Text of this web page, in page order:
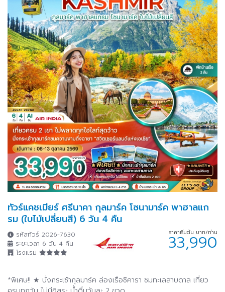
ทัวร์แคชเมียร์ ศรีนาคา กุลมาร์ค โซนามาร์ค พาฮาลแก
รม (ใบไม้เปลี่ยนสี) 6 วัน 4 คืน
รหัสทัวร์ 2026-7630
ระยะเวลา 6 วัน 4 คืน
โรงแรม
ราคาเริ่มต้น บาท/ท่าน
33,990
*พิเศษ!! ★ นั่งกระเช้ากุลมาร์ค ล่องเรือชิคารา ชมทะเลสาบดาล เที่ยว